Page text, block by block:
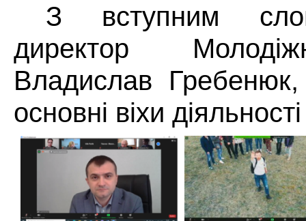
З вступним
директор
Владислав
основні віхи